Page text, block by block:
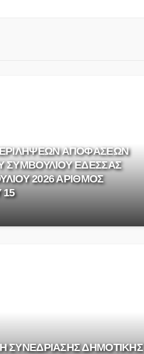
ΑΠΟΦΑΣΕΩΝ
ΣΥΜΒΟΥΛΙΟΥ ΕΔΕΣΣΑΣ
2026 ΑΡΙΘΜΟΣ
15
ΣΥΝΕΔΡΙΑΣΗΣ ΔΗΜΟΤΙΚΗΣ